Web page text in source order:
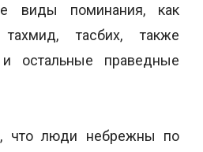
виды поминания, как
тахмид, тасбих, также
остальные праведные
что люди небрежны по